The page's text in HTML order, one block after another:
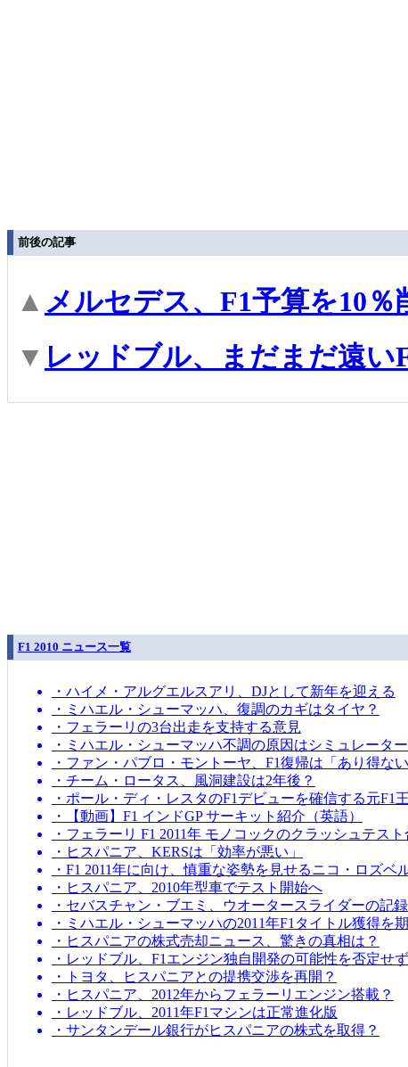
前後の記事
▲ メルセデス、F1予算を10％
▼ レッドブル、まだまだ遠い
F1 2010 ニュース一覧
・ハイメ・アルグエルスアリ、DJとして新年を迎える
・ミハエル・シューマッハ、復調のカギはタイヤ？
・フェラーリの3台出走を支持する意見
・ミハエル・シューマッハ不調の原因はシミュレーター
・ファン・パブロ・モントーヤ、F1復帰は「あり得ない
・チーム・ロータス、風洞建設は2年後？
・ポール・ディ・レスタのF1デビューを確信する元F1
・【動画】F1 インドGP サーキット紹介（英語）
・フェラーリ F1 2011年 モノコックのクラッシュテスト
・ヒスパニア、KERSは「効率が悪い」
・F1 2011年に向け、慎重な姿勢を見せるニコ・ロズベ
・ヒスパニア、2010年型車でテスト開始へ
・セバスチャン・ブエミ、ウオータースライダーの記
・ミハエル・シューマッハの2011年F1タイトル獲得を
・ヒスパニアの株式売却ニュース、驚きの真相は？
・レッドブル、F1エンジン独自開発の可能性を否定せず
・トヨタ、ヒスパニアとの提携交渉を再開？
・ヒスパニア、2012年からフェラーリエンジン搭載？
・レッドブル、2011年F1マシンは正常進化版
・サンタンデール銀行がヒスパニアの株式を取得？